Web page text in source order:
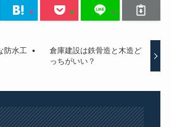
防水工
倉庫建設は鉄骨造と木造ど
っちがいい？